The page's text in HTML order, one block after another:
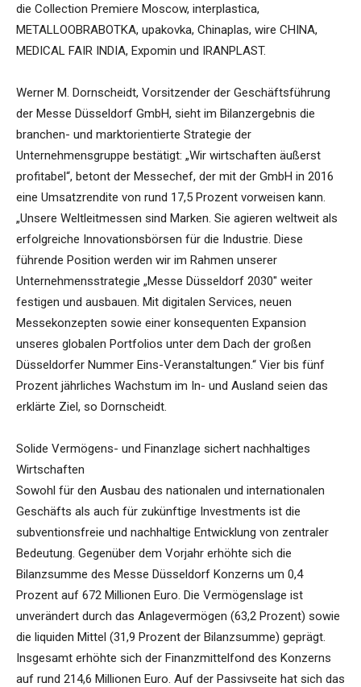
die Collection Premiere Moscow, interplastica,
METALLOOBRABOTKA, upakovka, Chinaplas, wire CHINA,
MEDICAL FAIR INDIA, Expomin und IRANPLAST.
Werner M. Dornscheidt, Vorsitzender der Geschäftsführung
der Messe Düsseldorf GmbH, sieht im Bilanzergebnis die
branchen- und marktorientierte Strategie der
Unternehmensgruppe bestätigt: „Wir wirtschaften äußerst
profitabel“, betont der Messechef, der mit der GmbH in 2016
eine Umsatzrendite von rund 17,5 Prozent vorweisen kann.
„Unsere Weltleitmessen sind Marken. Sie agieren weltweit als
erfolgreiche Innovationsbörsen für die Industrie. Diese
führende Position werden wir im Rahmen unserer
Unternehmensstrategie „Messe Düsseldorf 2030″ weiter
festigen und ausbauen. Mit digitalen Services, neuen
Messekonzepten sowie einer konsequenten Expansion
unseres globalen Portfolios unter dem Dach der großen
Düsseldorfer Nummer Eins-Veranstaltungen.“ Vier bis fünf
Prozent jährliches Wachstum im In- und Ausland seien das
erklärte Ziel, so Dornscheidt.
Solide Vermögens- und Finanzlage sichert nachhaltiges
Wirtschaften
Sowohl für den Ausbau des nationalen und internationalen
Geschäfts als auch für zukünftige Investments ist die
subventionsfreie und nachhaltige Entwicklung von zentraler
Bedeutung. Gegenüber dem Vorjahr erhöhte sich die
Bilanzsumme des Messe Düsseldorf Konzerns um 0,4
Prozent auf 672 Millionen Euro. Die Vermögenslage ist
unverändert durch das Anlagevermögen (63,2 Prozent) sowie
die liquiden Mittel (31,9 Prozent der Bilanzsumme) geprägt.
Insgesamt erhöhte sich der Finanzmittelfond des Konzerns
auf rund 214,6 Millionen Euro. Auf der Passivseite hat sich das